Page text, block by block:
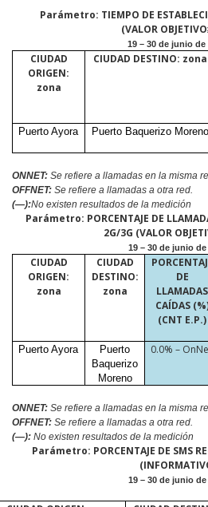
Parámetro: TIEMPO DE
(VALOR OBJETIVO
19 – 30 de junio de
CIUDAD
ORIGEN:
zona
CIUDAD DESTINO: zona
Puerto Ayora Puerto Baquerizo Moreno
ONNET: Se refiere a llamadas en la misma
OFFNET: Se refiere a llamadas a otra red.
(—):No existen resultados de la medición
Parámetro: PORCENTAJE DE
2G/3G (VALOR
19 – 30 de junio de
CIUDAD
ORIGEN:
zona
CIUDAD
DESTINO:
zona
DE
LLAMADAS
CAÍDAS
(CNT E.P.)
Puerto Ayora
Puerto
Baquerizo
Moreno
0.0% –
ONNET: Se refiere a llamadas en la misma
OFFNET: Se refiere a llamadas a otra red.
(—): No existen resultados de la medición
Parámetro: PORCENTAJE DE SMS
19 – 30 de junio de